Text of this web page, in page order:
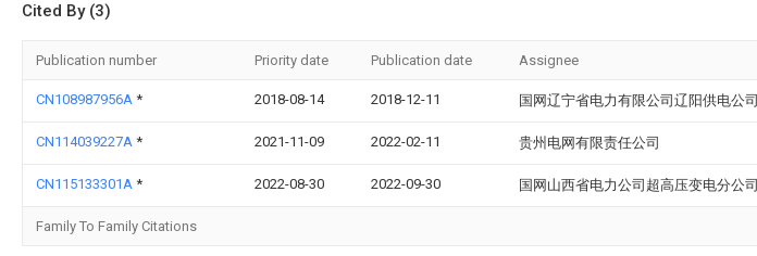
Cited By (3)
Publication number Priority date Publication date Assignee
CN108987956A * 2018-08-14 2018-12-11 国网辽宁省电力有限公司辽阳供电公司
CN114039227A * 2021-11-09 2022-02-11 贵州电网有限责任公司
CN115133301A * 2022-08-30 2022-09-30 国网山西省电力公司超高压变电分公司
Family To Family Citations